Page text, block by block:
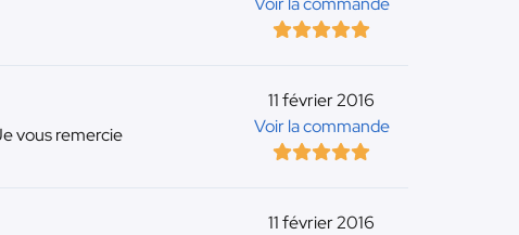
11 février 2016
Voir la commande
vous remercie
11 février 2016